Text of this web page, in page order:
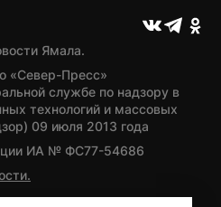
Ямала.
«Север-Пресс»
службе по надзору в
технологий и массовых
09 июля 2013 года
ИА № ФС77-54686